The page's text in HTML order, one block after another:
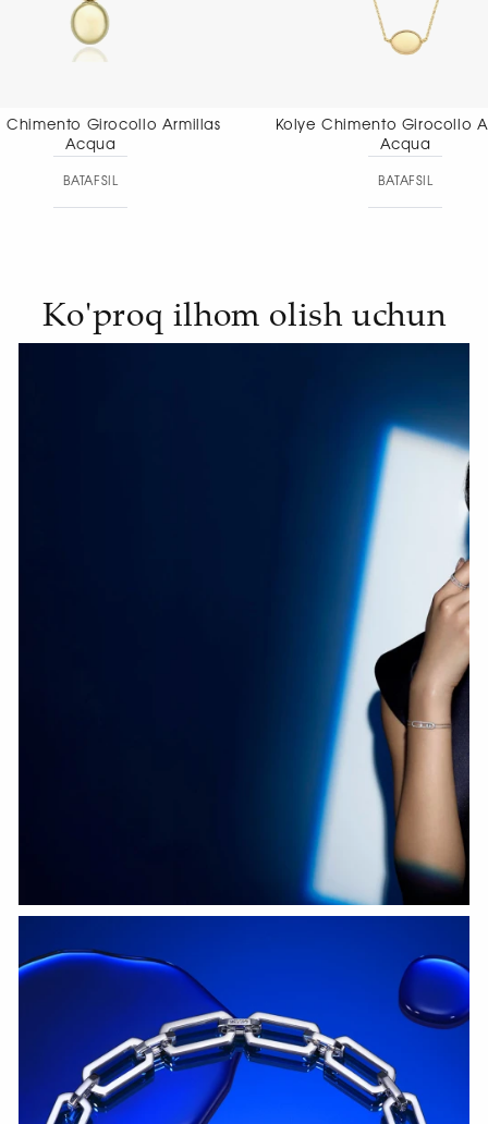
Kolye Chimento Girocollo Armillas
Kolye Chimento
Ko'proq ilhom olish uchun